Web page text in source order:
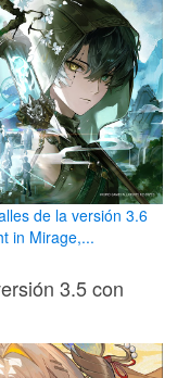
de la versión 3.6
in Mirage,...
3.5 con